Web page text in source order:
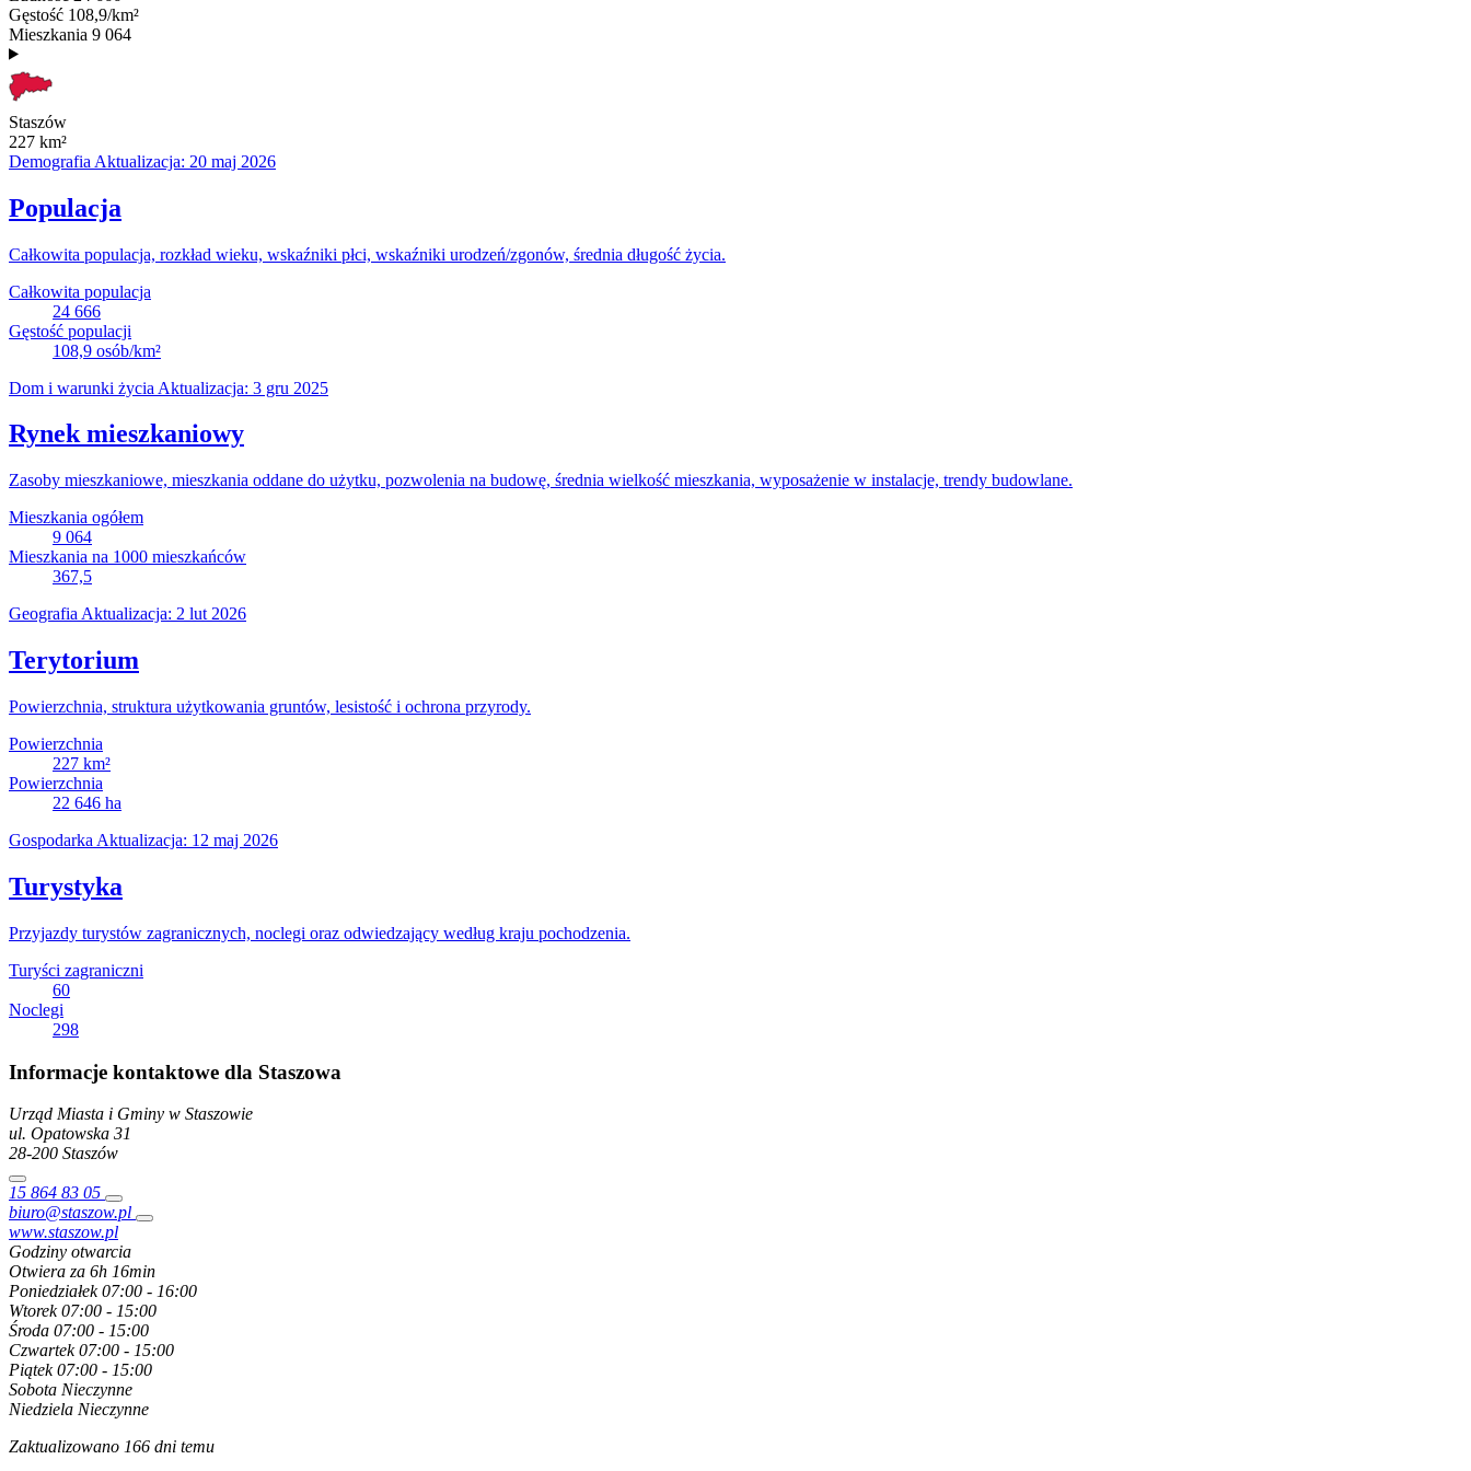
Gęstość 108,9/km²
Mieszkania 9 064
Staszów
227 km²
Demografia Aktualizacja: 20 maj 2026
Populacja
Całkowita populacja, rozkład wieku, wskaźniki płci, wskaźniki urodzeń/zgonów, średnia długość życia.
Całkowita populacja
24 666
Gęstość populacji
108,9 osób/km²
Dom i warunki życia Aktualizacja: 3 gru 2025
Rynek mieszkaniowy
Zasoby mieszkaniowe, mieszkania oddane do użytku, pozwolenia na budowę, średnia wielkość mieszkania, wyposażenie w instalacje, trendy budowlane.
Mieszkania ogółem
9 064
Mieszkania na 1000 mieszkańców
367,5
Geografia Aktualizacja: 2 lut 2026
Terytorium
Powierzchnia, struktura użytkowania gruntów, lesistość i ochrona przyrody.
Powierzchnia
227 km²
Powierzchnia
22 646 ha
Gospodarka Aktualizacja: 12 maj 2026
Turystyka
Przyjazdy turystów zagranicznych, noclegi oraz odwiedzający według kraju pochodzenia.
Turyści zagraniczni
60
Noclegi
298
Informacje kontaktowe dla Staszowa
Urząd Miasta i Gminy w Staszowie
ul. Opatowska 31
28-200 Staszów
15 864 83 05
biuro@staszow.pl
www.staszow.pl
Godziny otwarcia
Otwiera za 6h 16min
Poniedziałek 07:00 - 16:00
Wtorek 07:00 - 15:00
Środa 07:00 - 15:00
Czwartek 07:00 - 15:00
Piątek 07:00 - 15:00
Sobota Nieczynne
Niedziela Nieczynne
Zaktualizowano 166 dni temu